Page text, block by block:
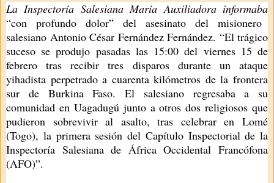
La Inspectoría Salesiana María Auxiliadora informaba
“con profundo dolor” del asesinato del misionero
salesiano Antonio César Fernández Fernández. “El trágico
suceso se produjo pasadas las 15:00 del viernes 15 de
febrero tras recibir tres disparos durante un ataque
yihadista perpetrado a cuarenta kilómetros de la frontera
sur de Burkina Faso. El salesiano regresaba a su
comunidad en Uagadugú junto a otros dos religiosos que
pudieron sobrevivir al asalto, tras celebrar en Lomé
(Togo), la primera sesión del Capítulo Inspectorial de la
Inspectoría Salesiana de África Occidental Francófona
(AFO)”.